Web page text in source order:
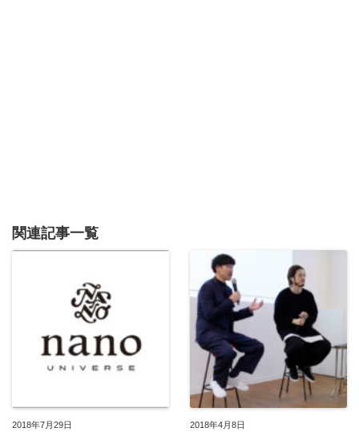
関連記事一覧
2018年7月29日 2018年4月8日